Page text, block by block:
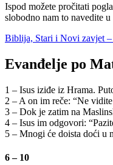
Ispod možete pročitati
slobodno nam to navedite
Biblija, Stari i Novi zavjet
Evanđelje po
1 – Isus iziđe iz Hrama.
2 – A on im reče: “Ne
3 – Dok je zatim na
4 – Isus im odgovori:
5 – Mnogi će doista doći u
6 – 10